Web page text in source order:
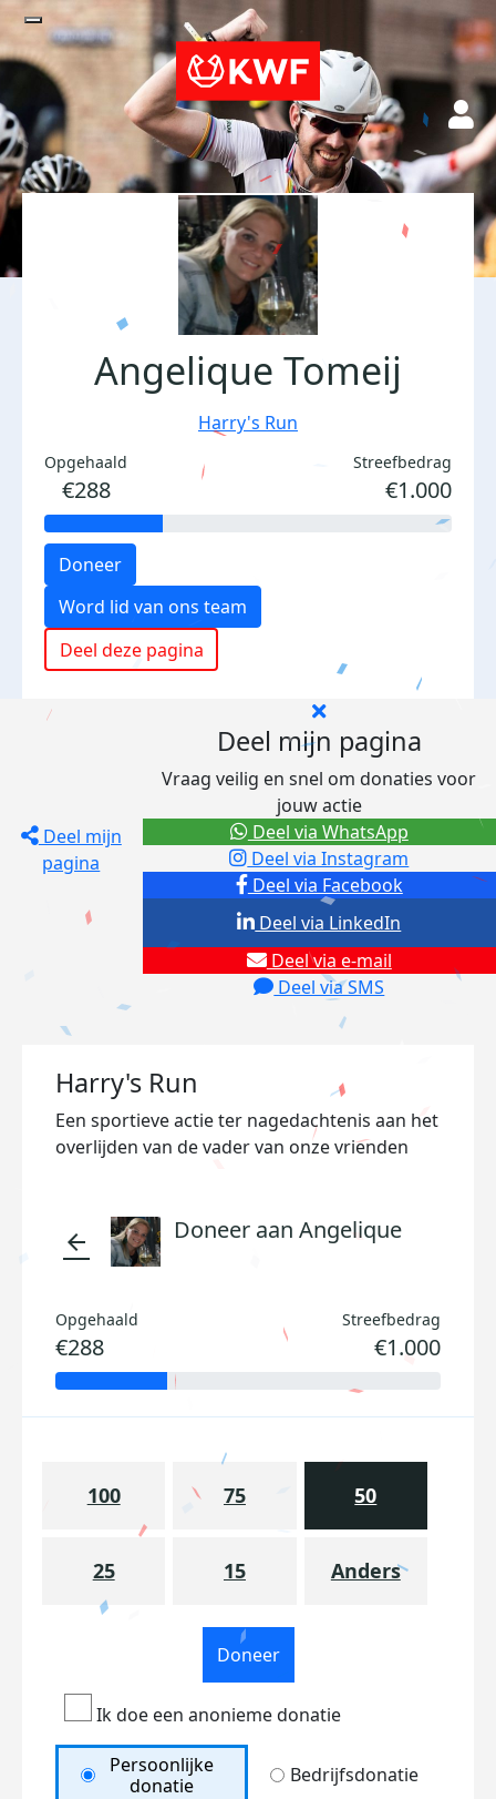
Angelique Tomeij
Harry's Run
Opgehaald
€288
Streefbedrag
€1.000
Doneer
Word lid van ons team
Deel deze pagina
Deel mijn
pagina
Deel mijn pagina
Vraag veilig en snel om donaties voor
jouw actie
Deel via Facebook
Deel via Instagram
Deel via e-mail
Deel via SMS
Deel via LinkedIn
Deel via WhatsApp
Harry's Run
Een sportieve actie ter nagedachtenis aan het
overlijden van de vader van onze vrienden
arrow_back Doneer aan Angelique
Opgehaald
€288
Streefbedrag
€1.000
100 75 50
25 15 Anders
Doneer
Ik doe een anonieme donatie
Persoonlijke
donatie
Bedrijfsdonatie